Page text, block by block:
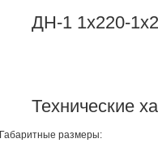
ДН-1 1х220-
Технические
Габаритные размеры: